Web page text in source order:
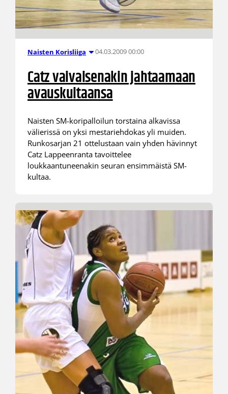
Naisten Korisliiga 04.03.2009 00:00
Catz vaivaisenakin jahtaamaan
avauskultaansa
Naisten SM-koripalloilun torstaina alkavissa
välierissä on yksi mestariehdokas yli muiden.
Runkosarjan 21 ottelustaan vain yhden hävinnyt
Catz Lappeenranta tavoittelee
loukkaantuneenakin seuran ensimmäistä SM-
kultaa.